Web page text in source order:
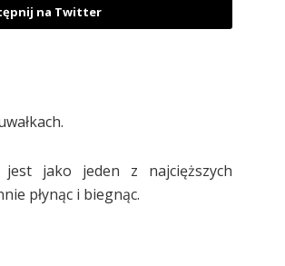
na Twitter
jako jeden z najcięższych
płynąc i biegnąc.